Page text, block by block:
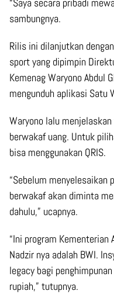
“Saya secara pribadi
sambungnya.
Rilis ini dilanjutkan
sport yang dipimpin
Kemenag Waryono Abdul
mengunduh aplikasi Satu
Waryono lalu
berwakaf uang. Untuk
bisa menggunakan QRIS.
“Sebelum menyelesaikan
berwakaf akan diminta
dahulu,” ucapnya.
“Ini program
Nadzir nya adalah BWI.
legacy bagi
rupiah,” tutupnya.